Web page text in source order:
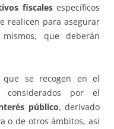
fiscalesespecíficos
realicen para asegurar
que deberán
que se recogen en el
considerados por el
público, derivado
o de otros ámbitos, así